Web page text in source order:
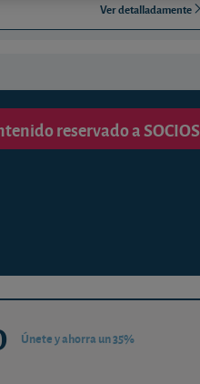
Ver detalladamente
reservado a SOCIOS
Únete y ahorra un 35%